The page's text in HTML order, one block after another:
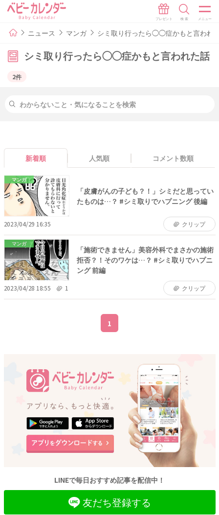
ニュース マンガ シミ取り行ったら◯◯症かもと言われ
シミ取り行ったら◯◯症かもと言われた話
2件
新着順 人気順 コメント数順
マンガ
「皮膚がんの子ども？！」シミだと思ってい
たものは…？ #シミ取りでハプニング 後編
2023/04/29 16:35 クリップ
マンガ
「施術できません」美容外科でまさかの施術
拒否？！そのワケは…？ #シミ取りでハプニ
ング 前編
2023/04/28 18:55 1 クリップ
1
LINEで毎日おすすめ記事を配信中！
友だち登録する